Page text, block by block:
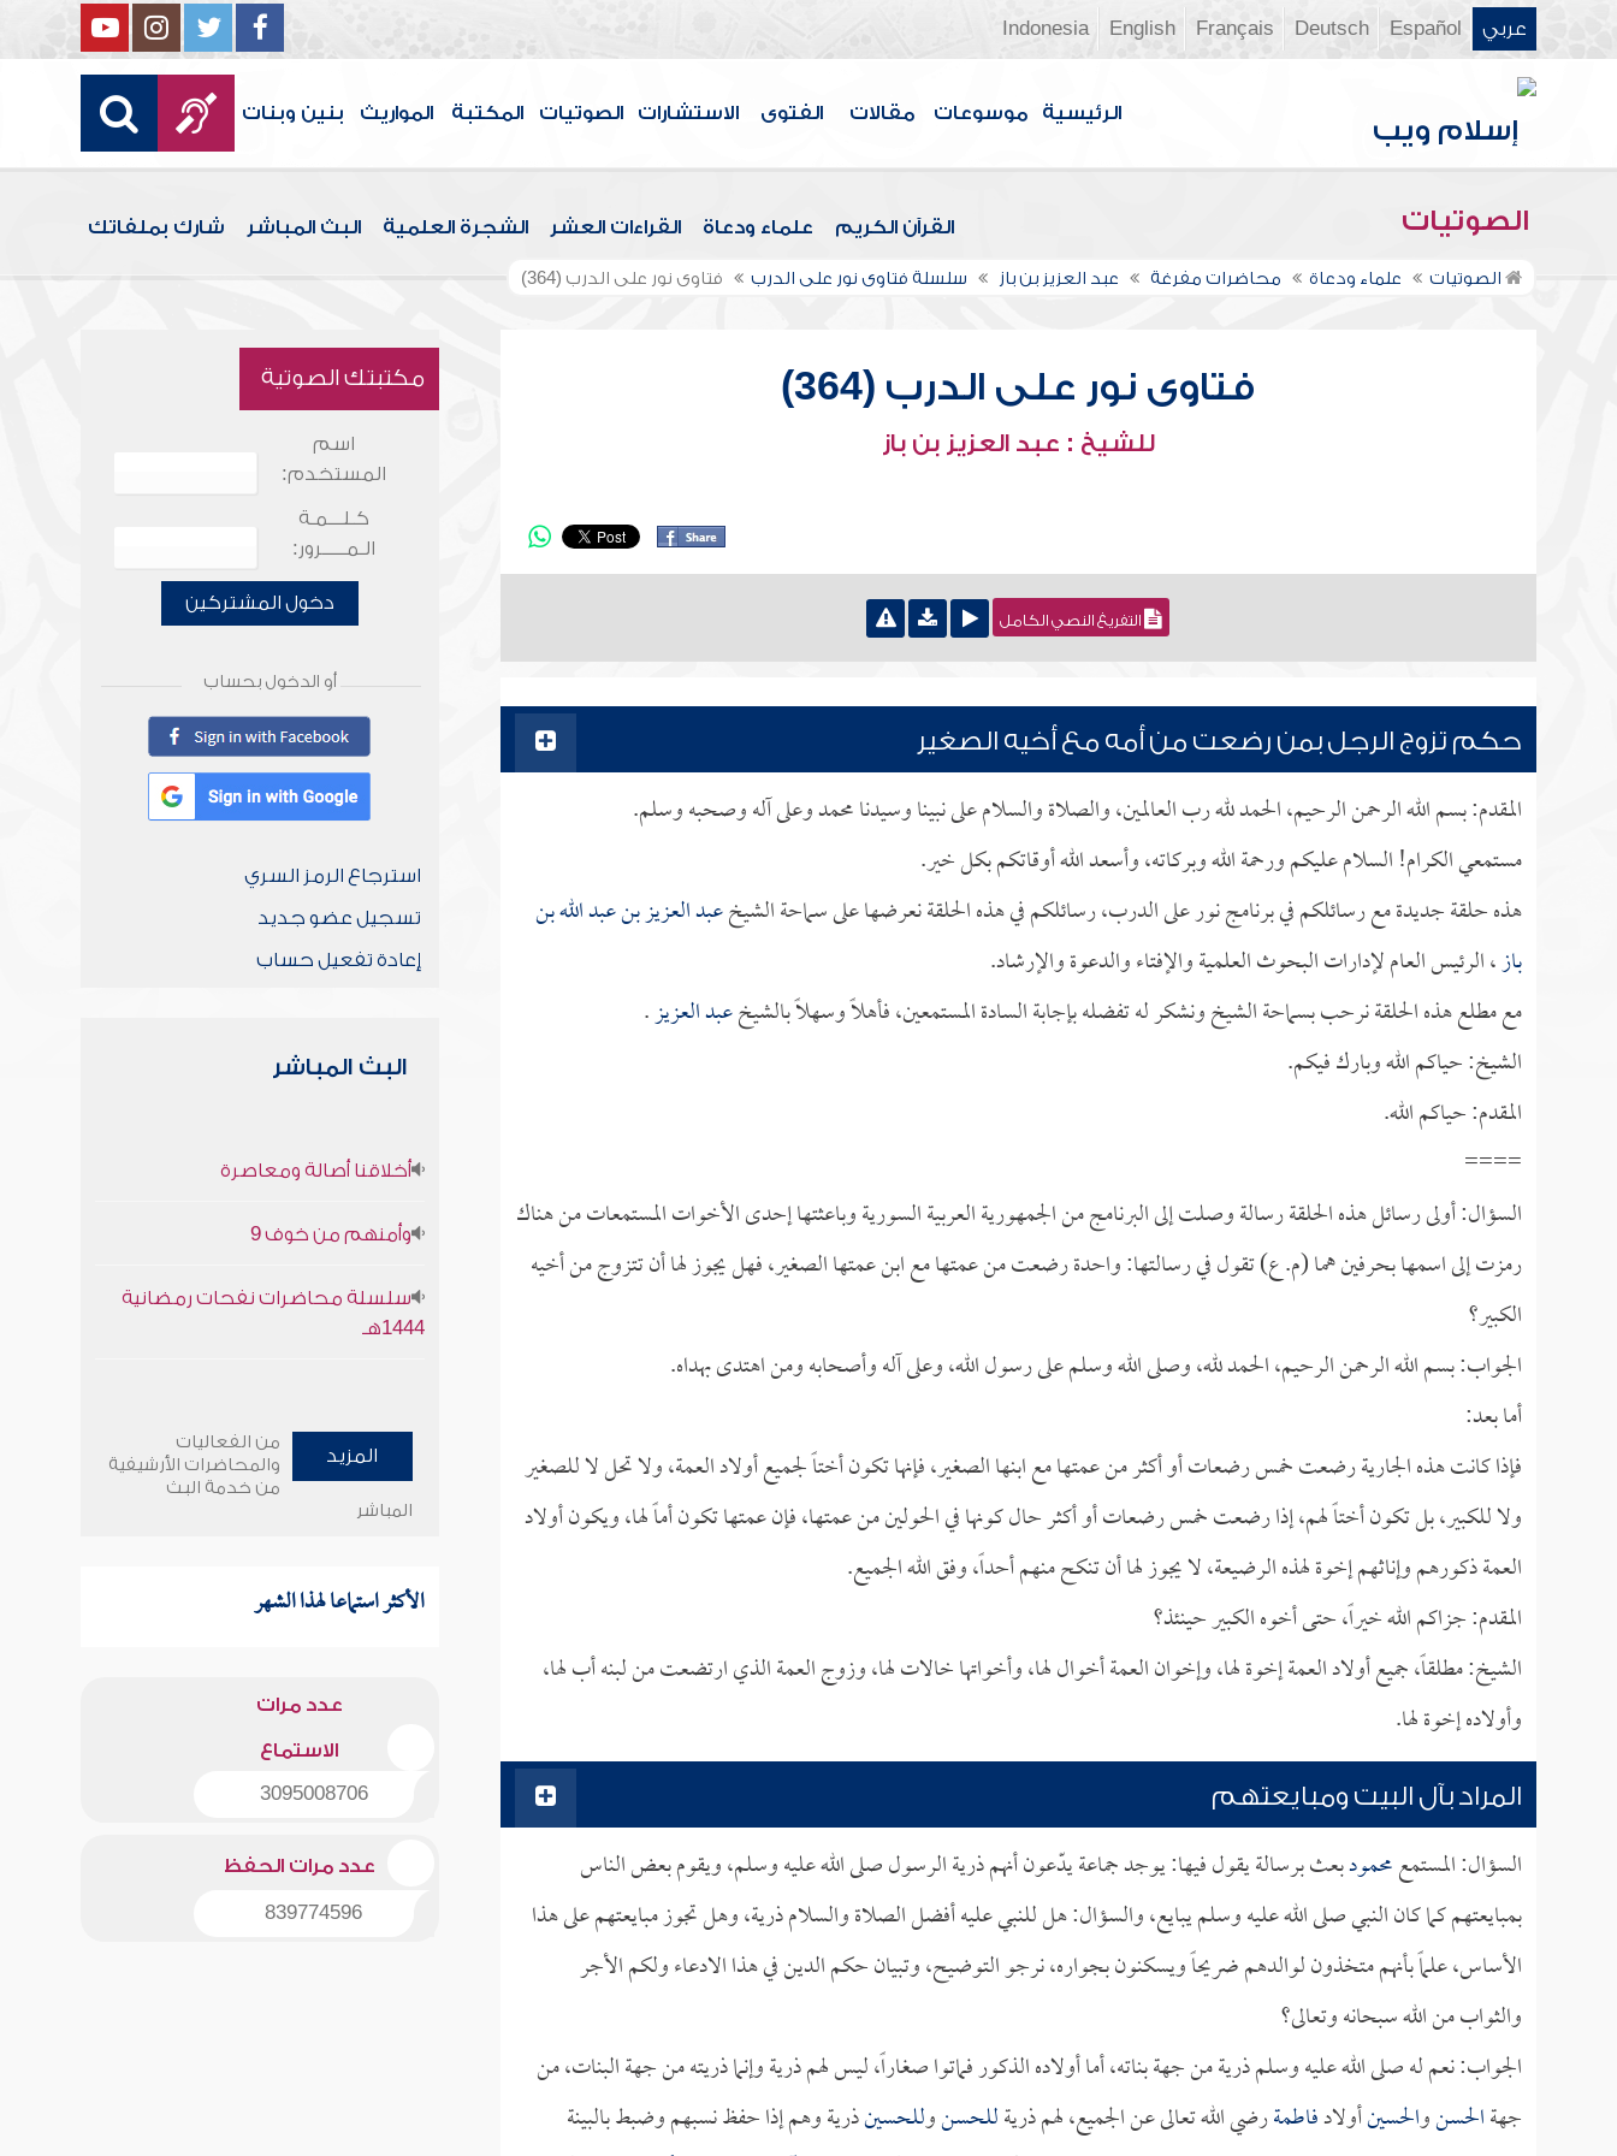
عربي Español
Deutsch
Français
English
Indonesia
الرئيسية موسوعات مقالات الفتوى الاستشارات الصوتيات المكتبة المواريث بنين وبنات
الصوتيات القرآن الكريم علماء ودعاة القراءات العشر الشجرة العلمية البث المباشر شارك بملفاتك
الصوتيات علماء ودعاة محاضرات مفرغة عبد العزيز بن باز سلسلة فتاوى نور على الدرب فتاوى نور على الدرب (364)
فتاوى نور على الدرب (364)
للشيخ : عبد العزيز بن باز
التفريغ النصي الكامل
حكم تزوج الرجل بمن رضعت من أمه مع أخيه الصغير
المقدم: بسم الله الرحمن الرحيم، الحمد لله رب العالمين، والصلاة والسلام على نبينا وسيدنا محمد وعلى آله وصحبه وسلم.
مستمعي الكرام! السلام عليكم ورحمة الله وبركاته، وأسعد الله أوقاتكم بكل خير.
هذه حلقة جديدة مع رسائلكم في برنامج نور على الدرب، رسائلكم في هذه الحلقة نعرضها على سماحة الشيخعبد العزيز بن عبد الله بن
باز، الرئيس العام لإدارات البحوث العلمية والإفتاء والدعوة والإرشاد.
مع مطلع هذه الحلقة نرحب بسماحة الشيخ ونشكر له تفضله بإجابة السادة المستمعين، فأهلاً وسهلاً بالشيخعبد العزيز.
الشيخ: حياكم الله وبارك فيكم.
المقدم: حياكم الله.
====
السؤال: أولى رسائل هذه الحلقة رسالة وصلت إلى البرنامج من الجمهورية العربية السورية وباعثتها إحدى الأخوات المستمعات من هناك
رمزت إلى اسمها بحرفين هما (م. ع) تقول في رسالتها: واحدة رضعت من عمتها مع ابن عمتها الصغير، فهل يجوز لها أن تتزوج من أخيه
الكبير؟
الجواب: بسم الله الرحمن الرحيم، الحمد لله، وصلى الله وسلم على رسول الله، وعلى آله وأصحابه ومن اهتدى بهداه.
أما بعد:
فإذا كانت هذه الجارية رضعت خمس رضعات أو أكثر من عمتها مع ابنها الصغير، فإنها تكون أختاً لجميع أولاد العمة، ولا تحل لا للصغير
ولا للكبير، بل تكون أختاً لهم، إذا رضعت خمس رضعات أو أكثر حال كونها في الحولين من عمتها، فإن عمتها تكون أماً لها، ويكون أولاد
العمة ذكورهم وإناثهم إخوة لهذه الرضيعة، لا يجوز لها أن تنكح منهم أحداً، وفق الله الجميع.
المقدم: جزاكم الله خيراً، حتى أخوه الكبير حينئذ؟
الشيخ: مطلقاً، جميع أولاد العمة إخوة لها، وإخوان العمة أخوال لها، وأخواتها خالات لها، وزوج العمة الذي ارتضعت من لبنه أب لها،
وأولاده إخوة لها.
المراد بآل البيت ومبايعتهم
السؤال: المستمعمحمودبعث برسالة يقول فيها: يوجد جماعة يدّعون أنهم ذرية الرسول صلى الله عليه وسلم، ويقوم بعض الناس
بمبايعتهم كما كان النبي صلى الله عليه وسلم يبايع، والسؤال: هل للنبي عليه أفضل الصلاة والسلام ذرية، وهل تجوز مبايعتهم على هذا
الأساس، علماً بأنهم متخذون لوالدهم ضريحاً ويسكنون بجواره، نرجو التوضيح، وتبيان حكم الدين في هذا الادعاء ولكم الأجر
والثواب من الله سبحانه وتعالى؟
الجواب: نعم له صلى الله عليه وسلم ذرية من جهة بناته، أما أولاده الذكور فماتوا صغاراً، ليس لهم ذرية وإنما ذريته من جهة البنات، من
جهةالحسنوالحسينأولادفاطمةرضي الله تعالى عن الجميع، لهم ذريةللحسنوللحسينذرية وهم إذا حفظ نسبهم وضبط بالبينة
مكتبتك الصوتية
اسم
المستخدم:
كـلـــمـة
الـمـــــرور:
دخول المشتركين
أو الدخول بحساب
استرجاع الرمز السري
تسجيل عضو جديد
إعادة تفعيل حساب
البث المباشر
أخلاقنا أصالة ومعاصرة
وأمنهم من خوف 9
سلسلة محاضرات نفحات رمضانية
1444هـ
المزيد
من الفعاليات
والمحاضرات الأرشيفية
من خدمة البث
المباشر
الأكثر استماعا لهذا الشهر
عدد مرات
الاستماع
3095008706
عدد مرات الحفظ
839774596